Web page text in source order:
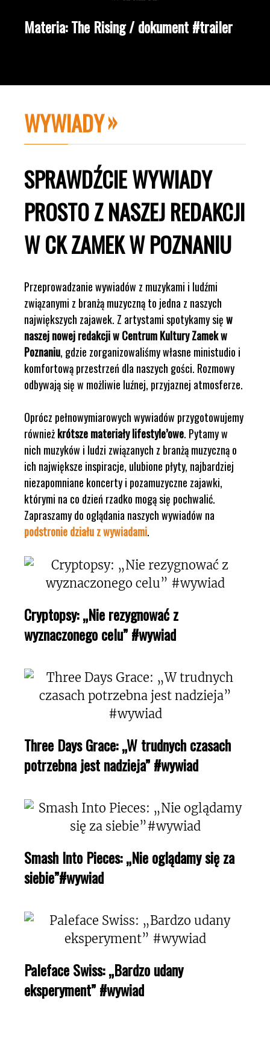
Materia: The Rising / dokument #trailer
WYWIADY
SPRAWDŹCIE WYWIADY
PROSTO Z NASZEJ REDAKCJI
W CK ZAMEK W POZNANIU
Przeprowadzanie wywiadów z muzykami i ludźmi
związanymi z branżą muzyczną to jedna z naszych
największych zajawek. Z artystami spotykamy sięw
naszej nowej redakcji w Centrum Kultury Zamek w
Poznaniu, gdzie zorganizowaliśmy własne ministudio i
komfortową przestrzeń dla naszych gości. Rozmowy
odbywają się w możliwie luźnej, przyjaznej atmosferze.
Oprócz pełnowymiarowych wywiadów przygotowujemy
równieżkrótsze materiały lifestyle’owe. Pytamy w
nich muzyków i ludzi związanych z branżą muzyczną o
ich największe inspiracje, ulubione płyty, najbardziej
niezapomniane koncerty i pozamuzyczne zajawki,
którymi na co dzień rzadko mogą się pochwalić.
Zapraszamy do oglądania naszych wywiadów na
podstronie działu z wywiadami.
Cryptopsy: „Nie rezygnować z
wyznaczonego celu” #wywiad
Three Days Grace: „W trudnych czasach
potrzebna jest nadzieja” #wywiad
Smash Into Pieces: „Nie oglądamy się za
siebie”#wywiad
Paleface Swiss: „Bardzo udany
eksperyment” #wywiad